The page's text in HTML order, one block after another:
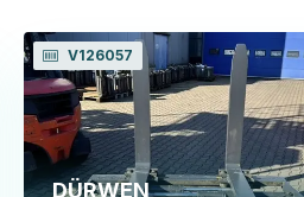
V126057
DÜRWEN